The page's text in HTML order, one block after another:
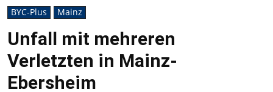
BYC-Plus Mainz
Unfall mit mehreren
Verletzten in Mainz-
Ebersheim